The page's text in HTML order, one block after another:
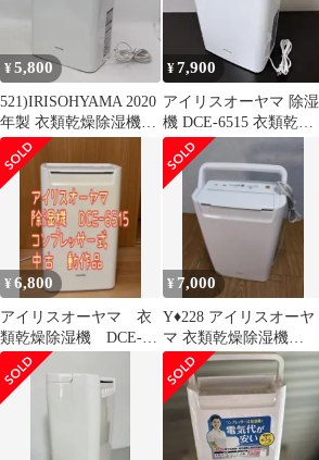
¥5,800
521)IRISOHYAMA 2020
年製 衣類乾燥除湿機
DCE-6515
¥7,900
アイリスオーヤマ 除湿
機 DCE-6515 衣類乾燥
機 2021年製 ホワイト
¥6,800
アイリスオーヤマ 衣
類乾燥除湿機 DCE-
6515 コンプレッサー
式 2020
¥ 7,000
Y♦228 アイリスオーヤ
マ 衣類乾燥除湿機
DCE-6515